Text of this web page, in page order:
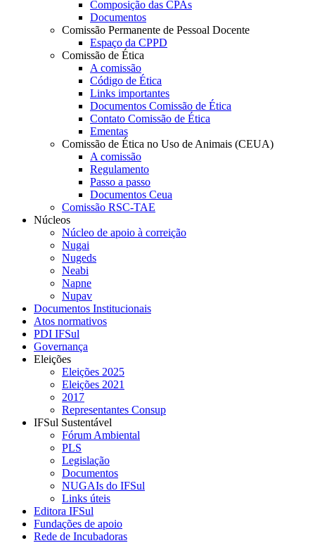
Composição das CPAs
Documentos
Comissão Permanente de Pessoal Docente
Espaço da CPPD
Comissão de Ética
A comissão
Código de Ética
Links importantes
Documentos Comissão de Ética
Contato Comissão de Ética
Ementas
Comissão de Ética no Uso de Animais (CEUA)
A comissão
Regulamento
Passo a passo
Documentos Ceua
Comissão RSC-TAE
Núcleos
Núcleo de apoio à correição
Nugai
Nugeds
Neabi
Napne
Nupav
Documentos Institucionais
Atos normativos
PDI IFSul
Governança
Eleições
Eleições 2025
Eleições 2021
2017
Representantes Consup
IFSul Sustentável
Fórum Ambiental
PLS
Legislação
Documentos
NUGAIs do IFSul
Links úteis
Editora IFSul
Fundações de apoio
Rede de Incubadoras